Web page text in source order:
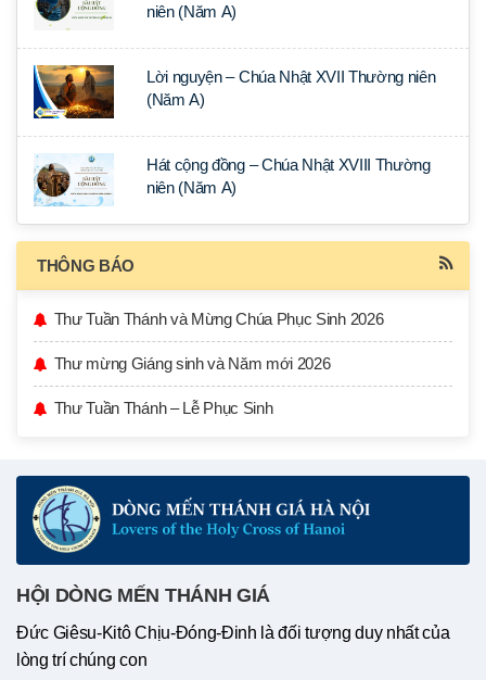
niên (Năm A)
Lời nguyện – Chúa Nhật XVII Thường niên
(Năm A)
Hát cộng đồng – Chúa Nhật XVIII Thường
niên (Năm A)
THÔNG BÁO
Thư Tuần Thánh và Mừng Chúa Phục Sinh 2026
Thư mừng Giáng sinh và Năm mới 2026
Thư Tuần Thánh – Lễ Phục Sinh
HỘI DÒNG MẾN THÁNH GIÁ
Đức Giêsu-Kitô Chịu-Đóng-Đinh là đối tượng duy nhất của
lòng trí chúng con